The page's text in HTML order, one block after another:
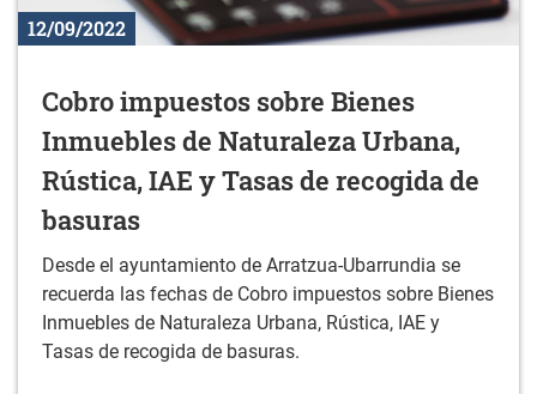
12/09/2022
Cobro impuestos sobre Bienes
Inmuebles de Naturaleza Urbana,
Rústica, IAE y Tasas de recogida de
basuras
Desde el ayuntamiento de Arratzua-Ubarrundia se
recuerda las fechas de Cobro impuestos sobre Bienes
Inmuebles de Naturaleza Urbana, Rústica, IAE y
Tasas de recogida de basuras.